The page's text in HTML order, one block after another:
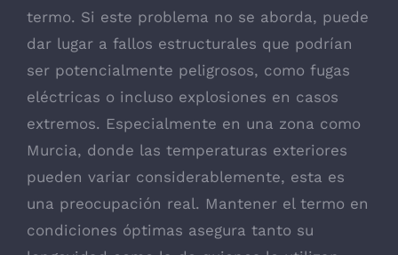
termo. Si este problema no se aborda, puede
dar lugar a fallos estructurales que podrían
ser potencialmente peligrosos, como fugas
eléctricas o incluso explosiones en casos
extremos. Especialmente en una zona como
Murcia, donde las temperaturas exteriores
pueden variar considerablemente, esta es
una preocupación real. Mantener el termo en
condiciones óptimas asegura tanto su